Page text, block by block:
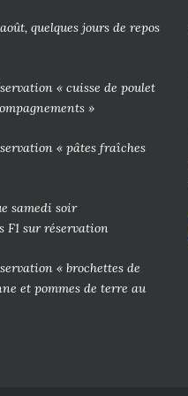
quelques jours de repos
« cuisse de poulet
»
« pâtes fraîches
samedi soir
F1 sur réservation
« brochettes de
et pommes de terre au